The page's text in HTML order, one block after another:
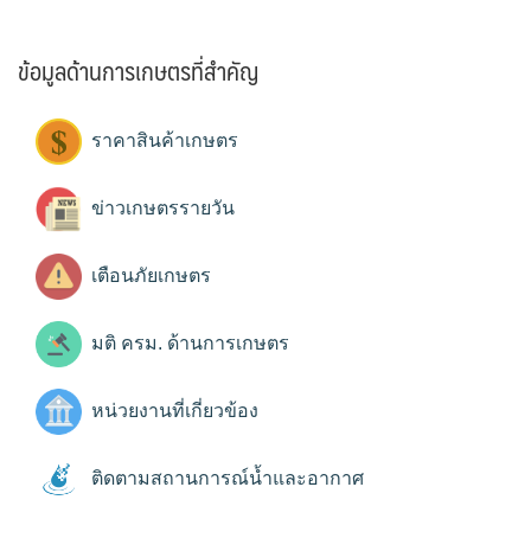
ข้อมูลด้านการเกษตรที่สำคัญ
ราคาสินค้าเกษตร
ข่าวเกษตรรายวัน
เตือนภัยเกษตร
มติ ครม. ด้านการเกษตร
หน่วยงานที่เกี่ยวข้อง
ติดตามสถานการณ์น้ำและอากาศ